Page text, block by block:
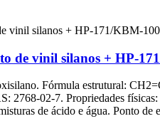
de vinil silanos + HP-
Fórmula estrutural:
2768-02-7. Propriedades
de ácido e água. Ponto